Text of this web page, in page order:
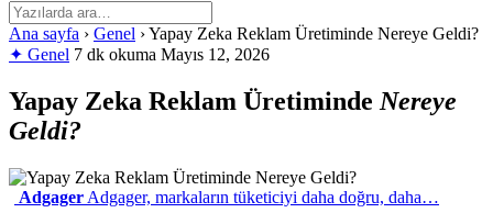
Ana sayfa › Genel ›Yapay Zeka Reklam Üretiminde Nereye Geldi?
✦ Genel 7 dk okuma Mayıs 12, 2026
Yapay Zeka Reklam ÜretimindeNereye
Geldi?
Adgager Adgager, markaların tüketiciyi daha doğru, daha…